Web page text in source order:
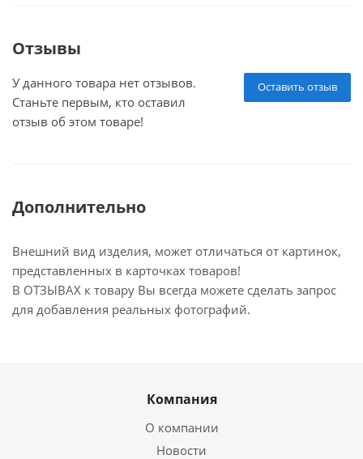
Отзывы
Оставить отзыв
У данного товара нет отзывов.
Станьте первым, кто оставил
отзыв об этом товаре!
Дополнительно
Внешний вид изделия, может отличаться от картинок,
представленных в карточках товаров!
В ОТЗЫВАХ к товару Вы всегда можете сделать запрос
для добавления реальных фотографий.
Компания
О компании
Новости